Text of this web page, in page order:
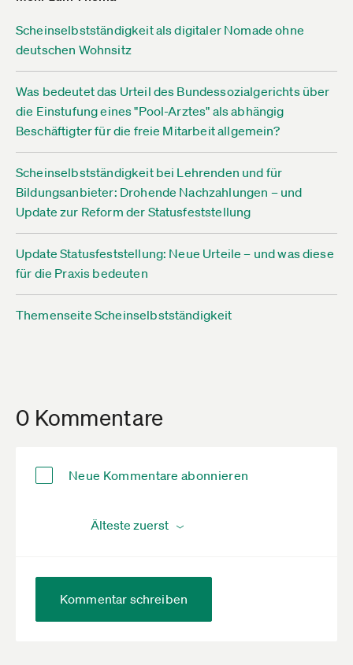
Scheinselbstständigkeit als digitaler Nomade ohne
deutschen Wohnsitz
Was bedeutet das Urteil des Bundessozialgerichts über
die Einstufung eines "Pool-Arztes" als abhängig
Beschäftigter für die freie Mitarbeit allgemein?
Scheinselbstständigkeit bei Lehrenden und für
Bildungsanbieter: Drohende Nachzahlungen – und
Update zur Reform der Statusfeststellung
Update Statusfeststellung: Neue Urteile – und was diese
für die Praxis bedeuten
Themenseite Scheinselbstständigkeit
0 Kommentare
Neue Kommentare abonnieren
Kommentar schreiben